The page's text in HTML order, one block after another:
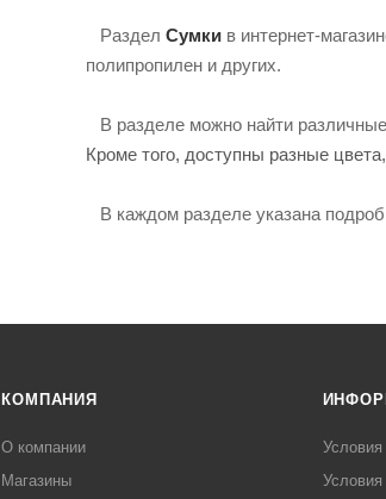
Раздел Сумки в интернет-
полипропилен и других.
В разделе можно найти
Кроме того, доступны разные
В каждом разделе указана
КОМПАНИЯ
О компании
Магазины
Условия